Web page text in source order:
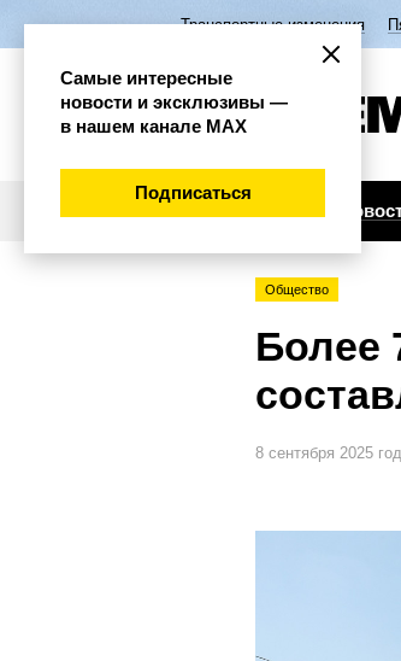
Транспортные изменения
Общество
Более
8 сентября 2025
Самые интересные
новости и эксклюзивы —
в нашем канале МАХ
Подписаться